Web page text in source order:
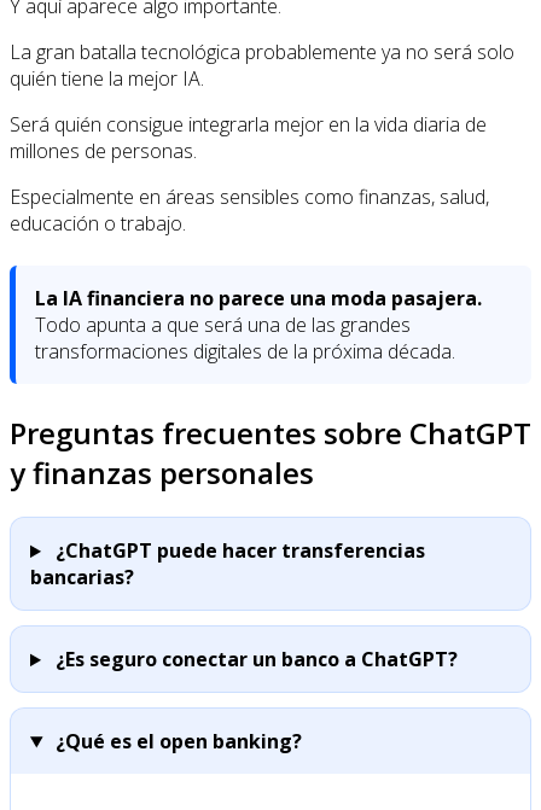
Y aquí aparece algo importante.
La gran batalla tecnológica probablemente ya no será solo
quién tiene la mejor IA.
Será quién consigue integrarla mejor en la vida diaria de
millones de personas.
Especialmente en áreas sensibles como finanzas, salud,
educación o trabajo.
La IA financiera no parece una moda pasajera.
Todo apunta a que será una de las grandes
transformaciones digitales de la próxima década.
Preguntas frecuentes sobre ChatGPT
y finanzas personales
¿ChatGPT puede hacer transferencias
bancarias?
¿Es seguro conectar un banco a ChatGPT?
¿Qué es el open banking?